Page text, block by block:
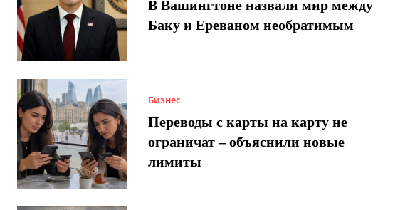
В Вашингтоне назвали мир между
Баку и Ереваном необратимым
Бизнес
Переводы с карты на карту не
ограничат – объяснили новые
лимиты